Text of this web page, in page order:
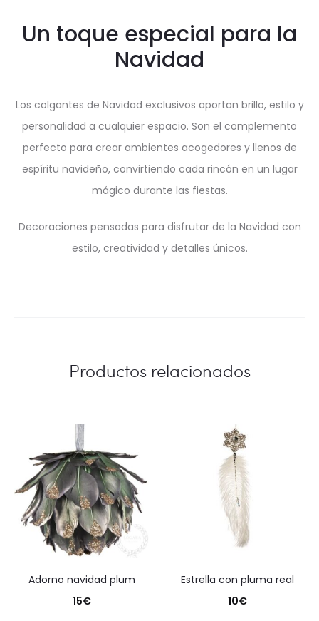
Un toque especial para la
Navidad
Los colgantes de Navidad exclusivos aportan brillo, estilo y
personalidad a cualquier espacio. Son el complemento
perfecto para crear ambientes acogedores y llenos de
espíritu navideño, convirtiendo cada rincón en un lugar
mágico durante las fiestas.
Decoraciones pensadas para disfrutar de la Navidad con
estilo, creatividad y detalles únicos.
Productos relacionados
adorno navidad plum
15€
estrella con pluma real
10€